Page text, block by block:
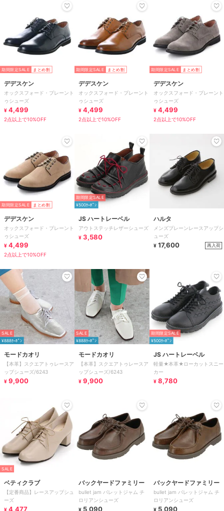
期間限定SALE まとめ割
デデスケン
オックスフォード・プレーント
ゥシューズ
¥ 4,499
2点以上で10%OFF
期間限定SALE まとめ割
デデスケン
オックスフォード・プレーント
ゥシューズ
¥ 4,499
2点以上で10%OFF
期間限定SALE まとめ割
デデスケン
オックスフォード・プレーント
ゥシューズ
¥ 4,499
2点以上で10%OFF
期間限定SALE まとめ割
デデスケン
オックスフォード・プレーント
ゥシューズ
¥ 4,499
2点以上で10%OFF
期間限定SALE
¥500ｸｰﾎﾟﾝ
JS ハートレーベル
アウトステッチレザーシューズ
¥ 3,580
ハルタ
メンズプレーンレースアップシ
ューズ
¥ 17,600 再入荷
SALE
¥888ｸｰﾎﾟﾝ
モードカオリ
【本革】スクエアトゥレースア
ップシューズ/6243
¥ 9,900
SALE
¥888ｸｰﾎﾟﾝ
モードカオリ
【本革】スクエアトゥレースア
ップシューズ/6243
¥ 9,900
期間限定SALE
¥500ｸｰﾎﾟﾝ
JS ハートレーベル
軽量★本革★ローカットスニー
カー
¥ 8,780
SALE
ベティクラブ
【定番商品】レースアップシュ
ーズ
¥ 4,477
バックヤードファミリー
bullet jam バレットジャム チ
ロリアンシューズ
¥ 5,090
バックヤードファミリー
bullet jam バレットジャム チ
ロリアンシューズ
¥ 5,090